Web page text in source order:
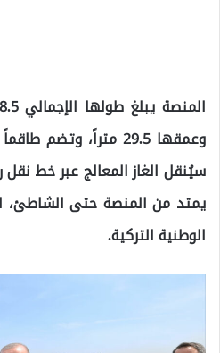
يمتد من المنصة حتى الشاطئ،
الوطنية التركية.